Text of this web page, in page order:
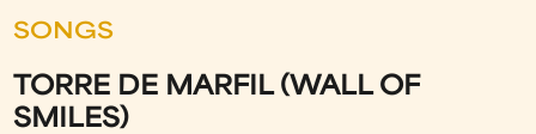
SONGS
TORRE DE MARFIL (WALL OF
SMILES)